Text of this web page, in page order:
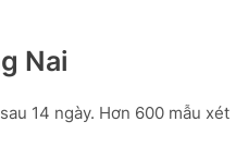
Nai
14 ngày. Hơn 600 mẫu xét